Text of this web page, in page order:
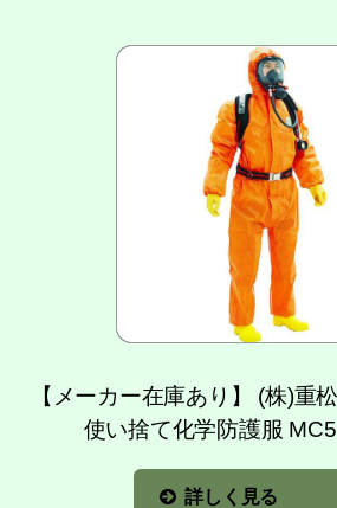
【メーカー在庫あり】 (株)重
使い捨て化学防護服
詳しく見る